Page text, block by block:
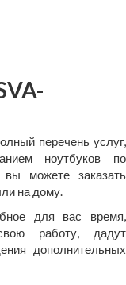
перечень услуг,
ноутбуков по
можете заказать
на дому.
для вас время,
работу, дадут
дополнительных